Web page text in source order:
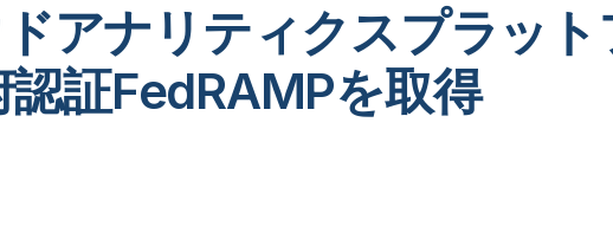
アナリティクスプラット
認証FedRAMPを取得